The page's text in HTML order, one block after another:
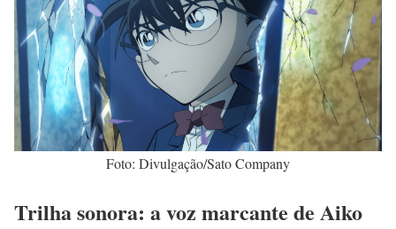
Foto: Divulgação/Sato Company
Trilha sonora: a voz marcante de Aiko